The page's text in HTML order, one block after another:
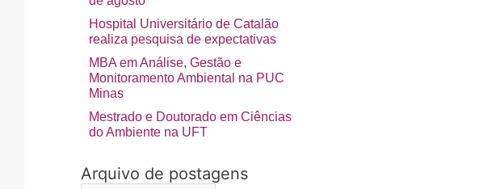
Hospital Universitário de Catalão
realiza pesquisa de expectativas
MBA em Análise, Gestão e
Monitoramento Ambiental na PUC
Minas
Mestrado e Doutorado em Ciências
do Ambiente na UFT
Arquivo de postagens
Arquivo